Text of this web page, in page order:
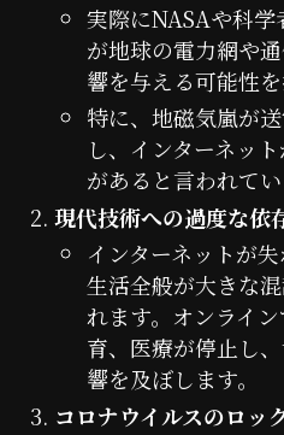
実際にNASAや科
が地球の電力網や
響を与える可能性を
特に、地磁気嵐が
し、インターネッ
があると言われてい
現代技術への過度な依
インターネットが
生活全般が大きな
れます。オンライ
育、医療が停止し
響を及ぼします。
コロナウイルスのロッ